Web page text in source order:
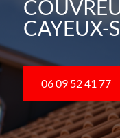
CAYEUX-
06 09 52 41 77